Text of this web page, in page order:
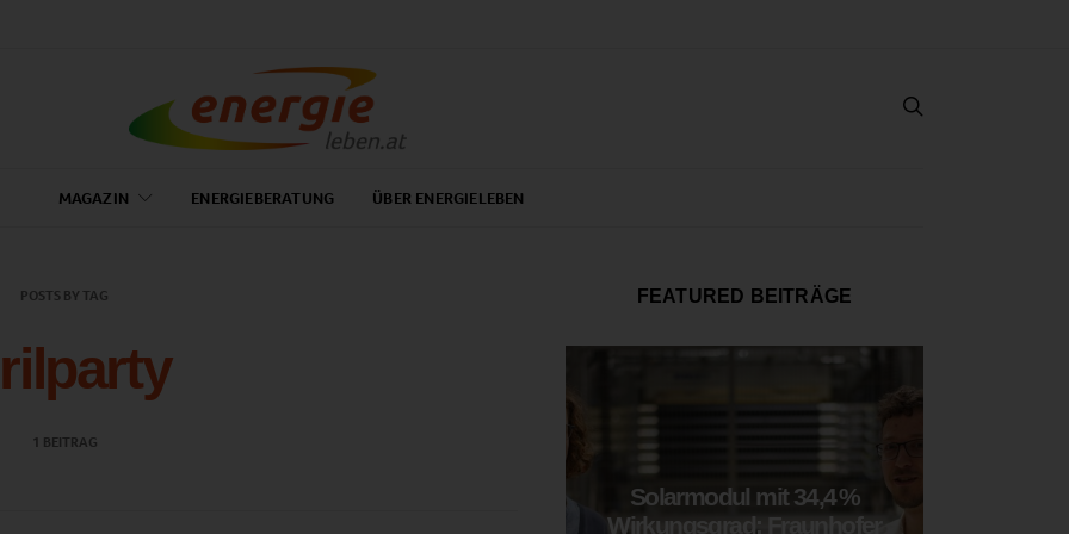
MAGAZIN ENERGIEBERATUNG ÜBER ENERGIELEBEN
POSTS BY TAG
1 BEITRAG
FEATURED BEITRÄGE
Solarmodul mit 34,4 %
Wirkungsgrad: Fraunhofer